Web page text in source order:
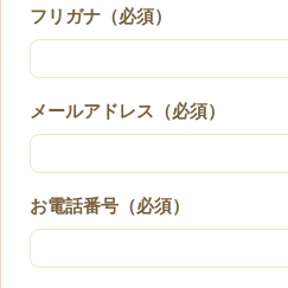
フリガナ（必須）
メールアドレス（必須）
お電話番号（必須）